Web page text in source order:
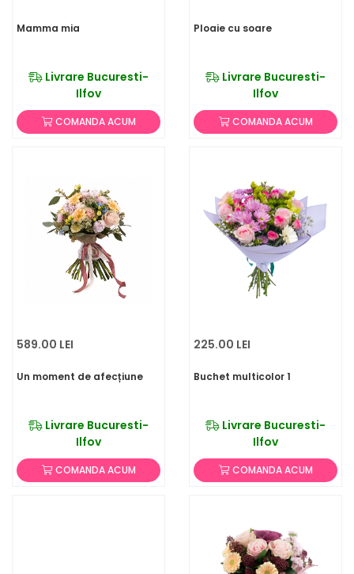
Mamma mia
Livrare Bucuresti-
Ilfov
COMANDA ACUM
Ploaie cu soare
Livrare Bucuresti-
Ilfov
COMANDA ACUM
589.00 LEI
Un moment de afecțiune
Livrare Bucuresti-
Ilfov
COMANDA ACUM
225.00 LEI
Buchet multicolor 1
Livrare Bucuresti-
Ilfov
COMANDA ACUM